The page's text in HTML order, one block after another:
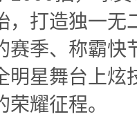
，打造独一无
赛季、称霸快
明星舞台上炫
荣耀征程。